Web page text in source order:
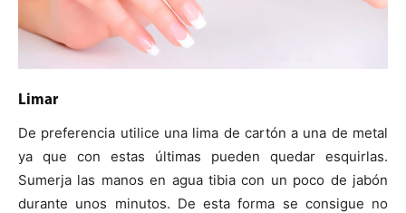
Limar
De preferencia utilice una lima de cartón a una de metal
ya que con estas últimas pueden quedar esquirlas.
Sumerja las manos en agua tibia con un poco de jabón
durante unos minutos. De esta forma se consigue no